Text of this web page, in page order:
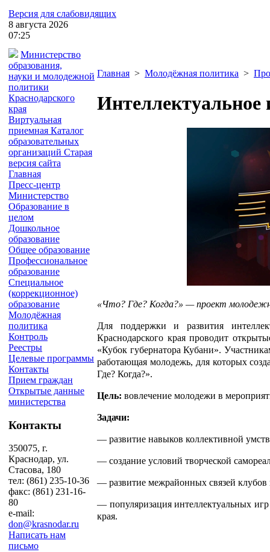
Версия для слабовидящих
8 августа 2026
07:25
Министерство
образования,
науки и молодежной
политики
Краснодарского
края
Виртуальная
приемная Каталог
образовательных
организаций Старая
версия сайта
Главная
Пресс-центр
Министерство
Образование в
целом
Дошкольное
образование
Общее образование
Профессиональное
образование
Специальное
(коррекционное)
образование
Молодёжная
политика
Контроль
Реестры
Целевые программы
Контакты
Прием граждан
Открытые данные
министерства
Контакты
350075, г.
Краснодар, ул.
Стасова, 180
тел: (861) 235-10-36
факс: (861) 231-16-
80
e-mail:
don@krasnodar.ru
Написать нам
письмо
Главная > Молодёжная политика >
«Что? Где? Когда?» — проект
Для поддержки и развития
Краснодарского края проводит
«Кубок губернатора Кубани».
работающая молодежь, для которых
Где? Когда?».
Цель: вовлечение молодежи в
Задачи:
— развитие навыков коллективной
— создание условий творческой
— развитие межрайонных связей клубов
— популяризация интеллектуальных
края.